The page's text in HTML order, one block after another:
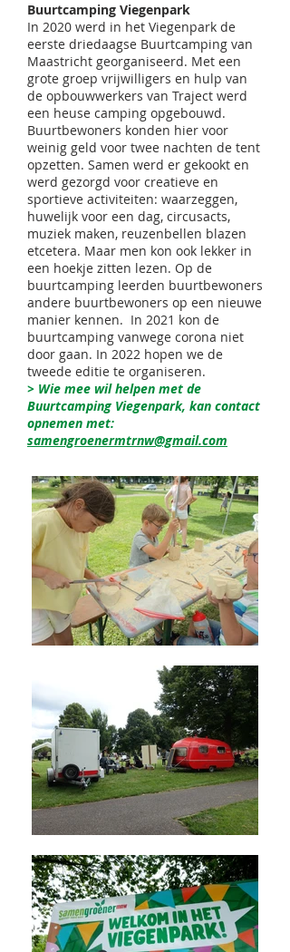
Buurtcamping Viegenpark
In 2020 werd in het Viegenpark de
eerste driedaagse Buurtcamping van
Maastricht georganiseerd. Met een
grote groep vrijwilligers en hulp van
de opbouwwerkers van Traject werd
een heuse camping opgebouwd.
Buurtbewoners konden hier voor
weinig geld voor twee nachten de tent
opzetten. Samen werd er gekookt en
werd gezorgd voor creatieve en
sportieve activiteiten: waarzeggen,
huwelijk voor een dag, circusacts,
muziek maken, reuzenbellen blazen
etcetera. Maar men kon ook lekker in
een hoekje zitten lezen. Op de
buurtcamping leerden buurtbewoners
andere buurtbewoners op een nieuwe
manier kennen. In 2021 kon de
buurtcamping vanwege corona niet
door gaan. In 2022 hopen we de
tweede editie te organiseren.
> Wie mee wil helpen met de
Buurtcamping Viegenpark, kan contact
opnemen met:
samengroenermtrnw@gmail.com